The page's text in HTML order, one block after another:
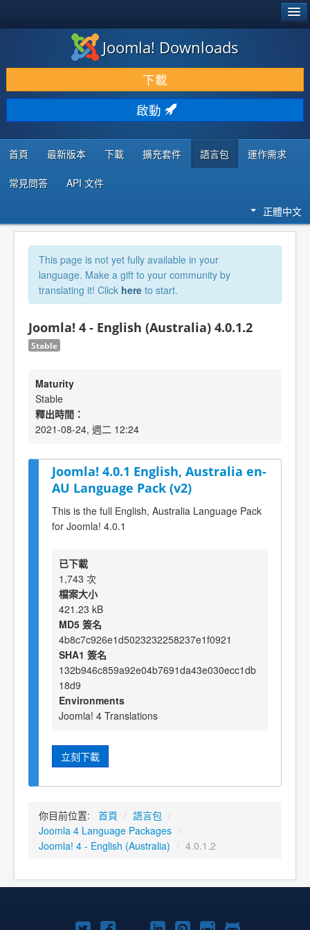
下載 & 擴充
發現 & 學習
社群 & 支援
程式者資源
Joomla! Downloads
下載
啟動
首頁 最新版本 下載 擴充套件 語言包 運作需求
常見問答 API 文件
正體中文
This page is not yet fully available in your
language. Make a gift to your community by
translating it! Click here to start.
Joomla! 4 - English (Australia) 4.0.1.2
Stable
Maturity
Stable
釋出時間：
2021-08-24, 週二 12:24
Joomla! 4.0.1 English, Australia en-
AU Language Pack (v2)
This is the full English, Australia Language Pack
for Joomla! 4.0.1
已下載
1,743 次
檔案大小
421.23 kB
MD5 簽名
4b8c7c926e1d5023232258237e1f0921
SHA1 簽名
132b946c859a92e04b7691da43e030ecc1db
18d9
Environments
Joomla! 4 Translations
立刻下載
你目前位置: 首頁 / 語言包 /
Joomla 4 Language Packages /
Joomla! 4 - English (Australia) / 4.0.1.2